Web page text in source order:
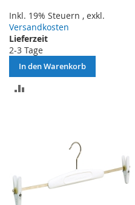
Inkl. 19% Steuern , exkl.
Versandkosten
Lieferzeit
2-3 Tage
In den Warenkorb